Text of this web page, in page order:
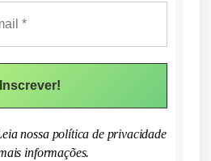
nossa política de privacidade
informações.